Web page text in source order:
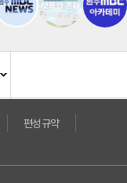
편성규약